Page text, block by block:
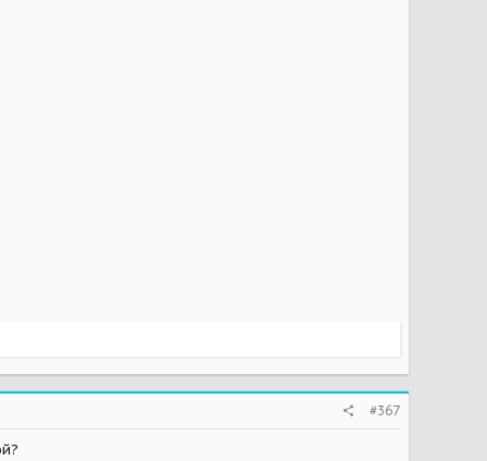
#367